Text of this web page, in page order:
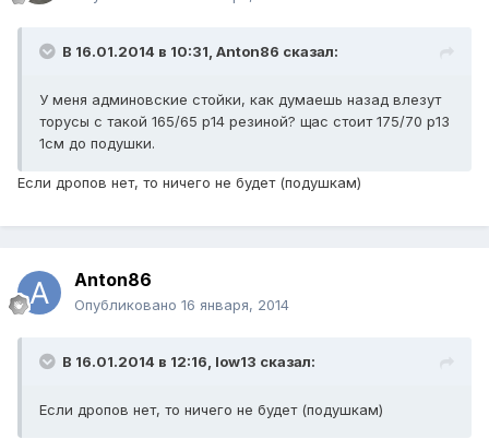
В 16.01.2014 в 10:31, Anton86 сказал:
У меня админовские стойки, как думаешь назад влезут
торусы с такой 165/65 р14 резиной? щас стоит 175/70 р13
1см до подушки.
Если дропов нет, то ничего не будет (подушкам)
Anton86
Опубликовано 16 января, 2014
В 16.01.2014 в 12:16, low13 сказал:
Если дропов нет, то ничего не будет (подушкам)